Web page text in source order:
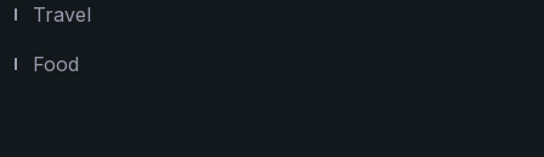
Travel
Food